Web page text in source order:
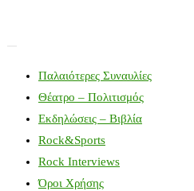
Παλαιότερες Συναυλίες
Θέατρο – Πολιτισμός
Εκδηλώσεις – Βιβλία
Rock&Sports
Rock Interviews
Όροι Χρήσης